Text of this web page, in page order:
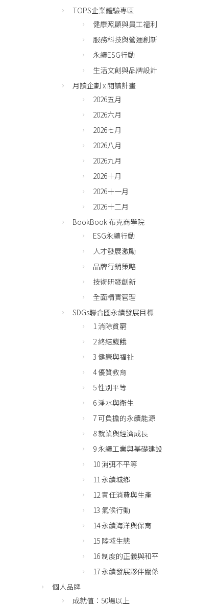
TOPS企業體驗專區
健康照顧與員工福利
服務科技與營運創新
永續ESG行動
生活文創與品牌設計
月讀企劃 x 閱讀計畫
2026五月
2026六月
2026七月
2026八月
2026九月
2026十月
2026十一月
2026十二月
BookBook 布克商學院
ESG永續行動
人才發展激勵
品牌行銷策略
技術研發創新
全面精實管理
SDGs聯合國永續發展目標
1 消除貧窮
2 終結饑餓
3 健康與福祉
4 優質教育
5 性別平等
6 淨水與衛生
7 可負擔的永續能源
8 就業與經濟成長
9 永續工業與基礎建設
10 消弭不平等
11 永續城鄉
12 責任消費與生產
13 氣候行動
14 永續海洋與保育
15 陸域生態
16 制度的正義與和平
17 永續發展夥伴關係
個人品牌
成就值：50場以上